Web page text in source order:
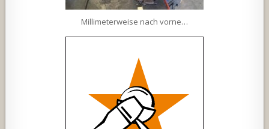
Millimeterweise nach vorne…